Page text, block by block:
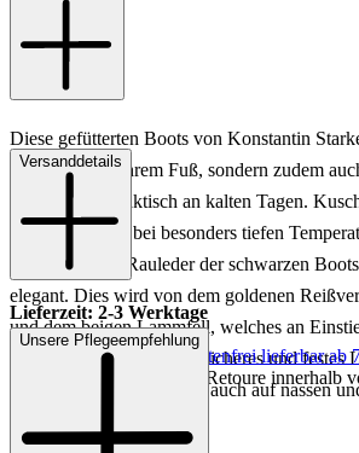
Diese gefütterten Boots von Konstantin
Hingucker an Ihrem Fuß, sondern zudem
bequem und praktisch an kalten Tagen.
wärmt Sie auch bei besonders tiefen
wunderschöne Rauleder der schwarzen
elegant. Dies wird von dem goldenen
und dem beigen Lammfell, welches an
nochmals betont. Für ein sicheres und
profilstarke Sohle, die Sie auch auf nassen
Versanddetails
Lieferzeit: 2-3 Werktage
Keine Versandkosten:
kostenfrei lieferbar
Einfache und Kostenlose Retoure innerhalb
Unsere Pflegeempfehlung